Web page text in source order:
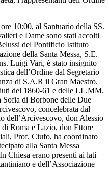
10:00, al Santuario della SS.
e Dame sono stati accolti
del Pontificio Istituto
della Santa Messa, S.E.
Luigi Vari, è stato insignito
dell’Ordine dal Segretario
di S.A.R il Gran Maestro.
del 1860-61 e delle LL.MM.
Sofia di Borbone delle Due
concelebrata dal
dell’Arcivescovo, don Alessio
Roma e Lazio, don Ettore
Prof. Ciufo, ha coordinato
alla Santa Messa
Chiesa erano presenti ai lati
e dell’Associazione